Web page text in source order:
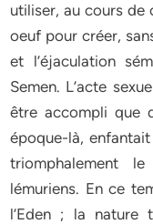
utiliser, au cours de
oeuf pour créer,
et l’éjaculation
Semen. L’acte
être accompli que
époque-là,
triomphalement
lémuriens. En ce
l’Eden ; la